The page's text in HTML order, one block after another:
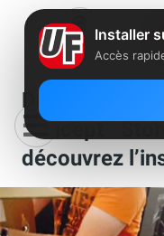
Deux
Concept
découvrez
Installer
Accès